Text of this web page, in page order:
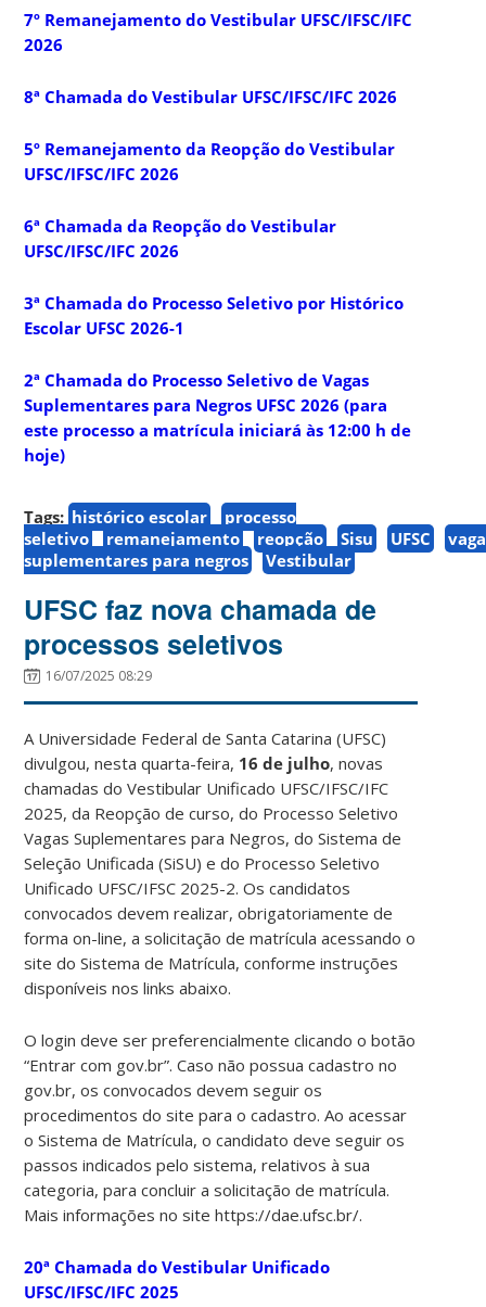
7º Remanejamento do Vestibular UFSC/IFSC/IFC
2026
8ª Chamada do Vestibular UFSC/IFSC/IFC 2026
5º Remanejamento da Reopção do Vestibular
UFSC/IFSC/IFC 2026
6ª Chamada da Reopção do Vestibular
UFSC/IFSC/IFC 2026
3ª Chamada do Processo Seletivo por Histórico
Escolar UFSC 2026-1
2ª Chamada do Processo Seletivo de Vagas
Suplementares para Negros UFSC 2026 (para
este processo a matrícula iniciará às 12:00 h de
hoje)
Tags: histórico escolar
processo
seletivo
remanejamento reopção Sisu UFSC
suplementares para negros
Vestibular
UFSC faz nova chamada de
processos seletivos
16/07/2025 08:29
A Universidade Federal de Santa Catarina (UFSC)
divulgou, nesta quarta-feira, 16 de julho, novas
chamadas do Vestibular Unificado UFSC/IFSC/IFC
2025, da Reopção de curso, do Processo Seletivo
Vagas Suplementares para Negros, do Sistema de
Seleção Unificada (SiSU) e do Processo Seletivo
Unificado UFSC/IFSC 2025-2. Os candidatos
convocados devem realizar, obrigatoriamente de
forma on-line, a solicitação de matrícula acessando o
site do Sistema de Matrícula, conforme instruções
disponíveis nos links abaixo.
O login deve ser preferencialmente clicando o botão
“Entrar com gov.br”. Caso não possua cadastro no
gov.br, os convocados devem seguir os
procedimentos do site para o cadastro. Ao acessar
o Sistema de Matrícula, o candidato deve seguir os
passos indicados pelo sistema, relativos à sua
categoria, para concluir a solicitação de matrícula.
Mais informações no site https://dae.ufsc.br/.
20ª Chamada do Vestibular Unificado
UFSC/IFSC/IFC 2025